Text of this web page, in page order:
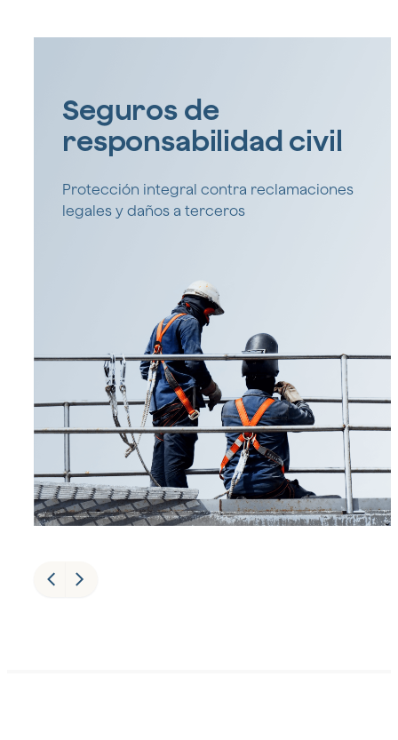
Seguros de
responsabilidad civil
Protección integral contra reclamaciones
legales y daños a terceros